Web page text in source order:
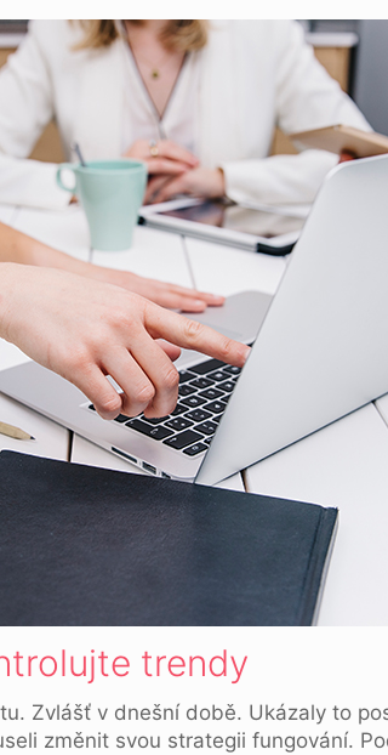
trendy
Zvlášť v dnešní době. Ukázaly to
změnit svou strategii fungování.